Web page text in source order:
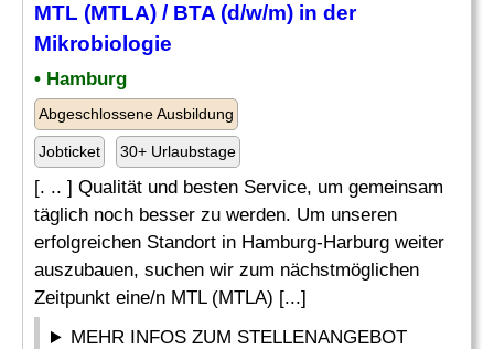
MTL (MTLA) / BTA (d/w/m) in der
Mikrobiologie
• Hamburg
Abgeschlossene Ausbildung
Jobticket 30+ Urlaubstage
[. .. ] Qualität und besten Service, um gemeinsam
täglich noch besser zu werden. Um unseren
erfolgreichen Standort in Hamburg-Harburg weiter
auszubauen, suchen wir zum nächstmöglichen
Zeitpunkt eine/n MTL (MTLA) [...]
MEHR INFOS ZUM STELLENANGEBOT